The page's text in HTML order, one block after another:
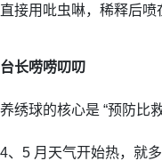
直接用吡虫啉，稀释后
台长唠唠叨叨
养绣球的核心是 “预防比救
4、5 月天气开始热，就